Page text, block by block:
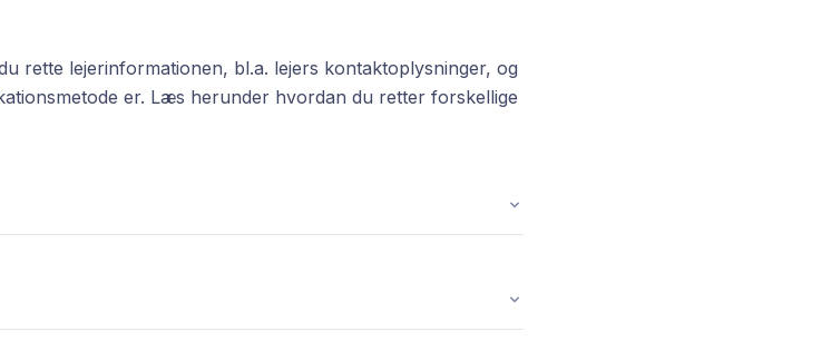
rette lejerinformationen, bl.a. lejers kontaktoplysninger, og
er. Læs herunder hvordan du retter forskellige